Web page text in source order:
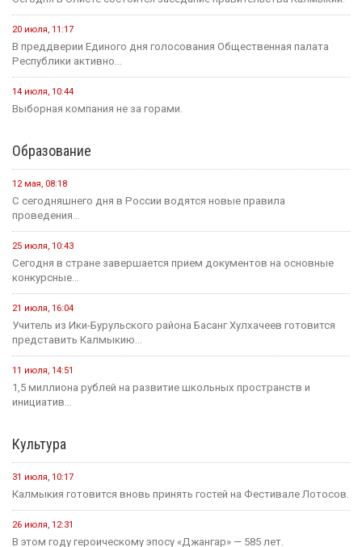
20 июля, 11:17
В преддверии Единого дня голосования Общественная палата
Республики активно...
14 июля, 10:44
Выборная компания не за горами.
Образование
12 мая, 08:18
С сегодняшнего дня в России водятся новые правила
проведения...
25 июля, 10:43
Сегодня в стране завершается прием документов на основные
конкурсные...
21 июля, 16:04
Учитель из Ики-Бурульского района Басанг Хулхачеев готовится
представить Калмыкию...
11 июля, 14:51
1,5 миллиона рублей на развитие школьных пространств и
инициатив...
Культура
31 июля, 10:17
Калмыкия готовится вновь принять гостей на Фестивале Лотосов.
26 июля, 12:31
В этом году героическому эпосу «Джангар» — 585 лет.